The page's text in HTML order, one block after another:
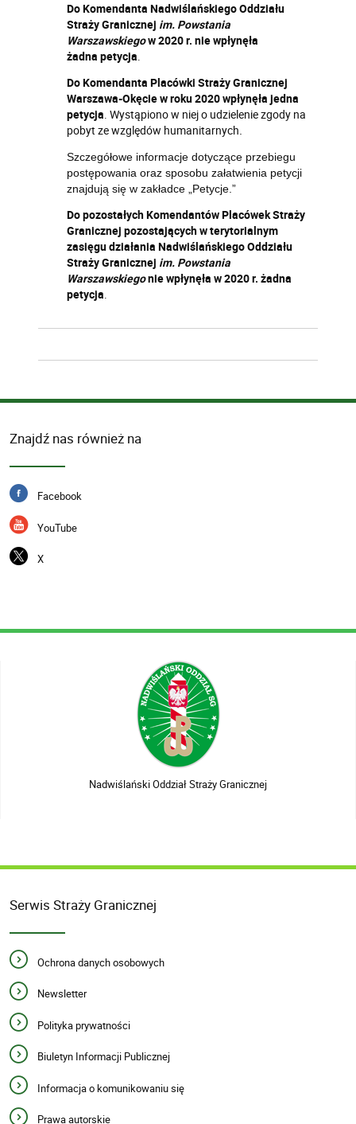
Do Komendanta Nadwiślańskiego Oddziału
Straży Granicznej im. Powstania
Warszawskiegow 2020 r. nie wpłynęła
żadnapetycja.
Do Komendanta Placówki Straży Granicznej
Warszawa-Okęcie w roku 2020 wpłynęła jedna
petycja. Wystąpiono w niej o udzielenie zgody na
pobyt ze względów humanitarnych
Szczegółowe informacje dotyczące przebiegu
postępowania oraz sposobu załatwienia petycji
znajdują się w zakładce „Petycje.”
Do pozostałych Komendantów Placówek Straży
Granicznej pozostających w terytorialnym
zasięgu działania Nadwiślańskiego Oddziału
Straży Granicznej im. Powstania
Warszawskiegonie wpłynęła w 2020 r. żadna
petycja
Znajdź nas również na
Facebook
YouTube
X
Nadwiślański Oddział Straży Granicznej
Serwis Straży Granicznej
Ochrona danych osobowych
Newsletter
Polityka prywatności
Biuletyn Informacji Publicznej
Informacja o komunikowaniu się
Prawa autorskie